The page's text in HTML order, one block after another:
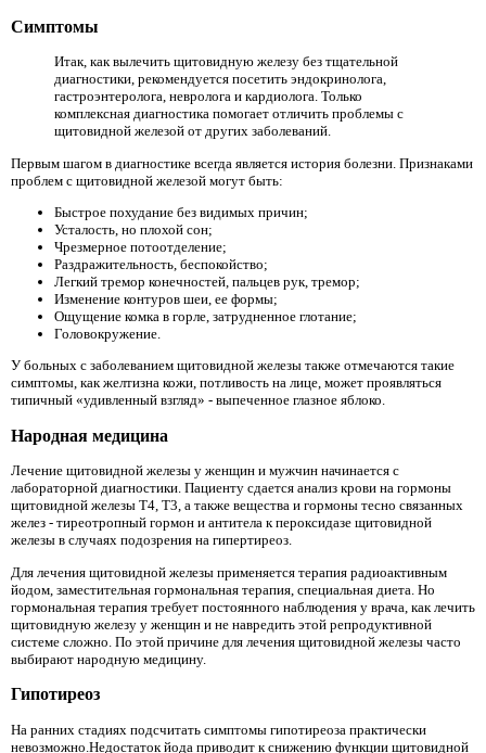
Симптомы
Итак, как вылечить щитовидную железу без тщательной
диагностики, рекомендуется посетить эндокринолога,
гастроэнтеролога, невролога и кардиолога. Только
комплексная диагностика помогает отличить проблемы с
щитовидной железой от других заболеваний.
Первым шагом в диагностике всегда является история болезни. Признаками
проблем с щитовидной железой могут быть:
Быстрое похудание без видимых причин;
Усталость, но плохой сон;
Чрезмерное потоотделение;
Раздражительность, беспокойство;
Легкий тремор конечностей, пальцев рук, тремор;
Изменение контуров шеи, ее формы;
Ощущение комка в горле, затрудненное глотание;
Головокружение.
У больных с заболеванием щитовидной железы также отмечаются такие
симптомы, как желтизна кожи, потливость на лице, может проявляться
типичный «удивленный взгляд» - выпеченное глазное яблоко.
Народная медицина
Лечение щитовидной железы у женщин и мужчин начинается с
лабораторной диагностики. Пациенту сдается анализ крови на гормоны
щитовидной железы Т4, Т3, а также вещества и гормоны тесно связанных
желез - тиреотропный гормон и антитела к пероксидазе щитовидной
железы в случаях подозрения на гипертиреоз.
Для лечения щитовидной железы применяется терапия радиоактивным
йодом, заместительная гормональная терапия, специальная диета. Но
гормональная терапия требует постоянного наблюдения у врача, как лечить
щитовидную железу у женщин и не навредить этой репродуктивной
системе сложно. По этой причине для лечения щитовидной железы часто
выбирают народную медицину.
Гипотиреоз
На ранних стадиях подсчитать симптомы гипотиреоза практически
невозможно.Недостаток йода приводит к снижению функции щитовидной